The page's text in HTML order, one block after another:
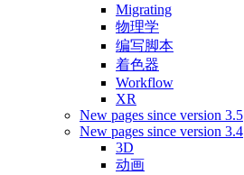
Migrating
物理学
编写脚本
着色器
Workflow
XR
New pages since version 3.5
New pages since version 3.4
3D
动画